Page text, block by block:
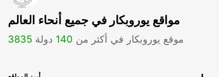
مواقع يوروبكار في جميع أنحاء العالم
3835 موقع يوروبكار في أكثر من 140 دولة